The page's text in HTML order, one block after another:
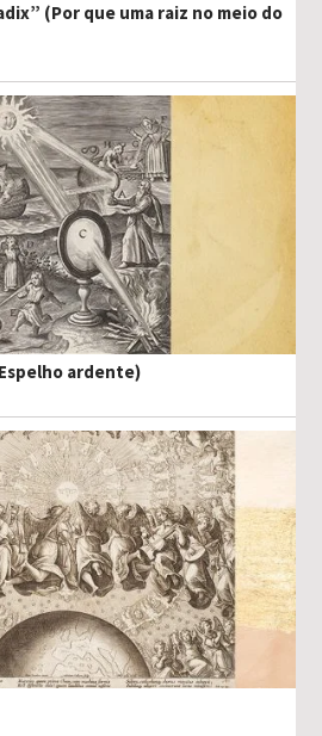
(Por que uma raiz no meio do
ardente)